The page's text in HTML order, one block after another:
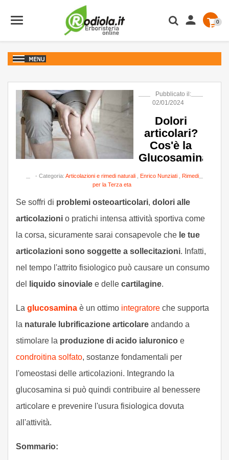
 0
Pubblicato il:
02/01/2024
Dolori
articolari?
Cos'è la
Glucosamina
- Categoria: Articolazioni e rimedi naturali Enrico Nunziati
Rimedi
per la Terza eta
Se soffri di problemi osteoarticolari, dolori alle
articolazioni o pratichi intensa attività sportiva come
la corsa, sicuramente sarai consapevole che le tue
articolazioni sono soggette a sollecitazioni. Infatti,
nel tempo l'attrito fisiologico può causare un consumo
del
liquido sinoviale e delle cartilagine.
La glucosamina è un ottimo integratore che supporta
la naturale lubrificazione articolare andando a
stimolare la produzione di acido ialuronico e
condroitina solfato, sostanze fondamentali per
l'omeostasi delle articolazioni. Integrando la
glucosamina si può quindi contribuire al benessere
articolare e prevenire l'usura fisiologica dovuta
all'attività.
Sommario: